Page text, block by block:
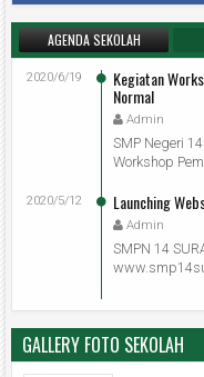
AGENDA SEKOLAH
Kegiatan
Normal
Admin
2020/6/19
SMP Negeri
Workshop
Launching
Admin
2020/5/12
SMPN 14
GALLERY FOTO SEKOLAH